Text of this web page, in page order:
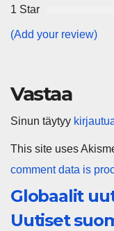
1 Star
(Add your review)
Vastaa
Sinun täytyy
This site uses
comment data is
Globaalit
Uutiset